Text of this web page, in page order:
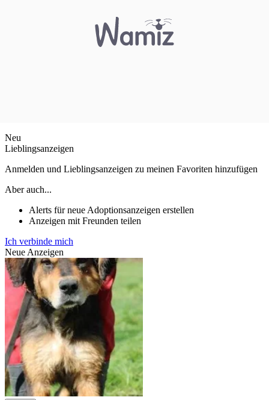
Neu
Lieblingsanzeigen
Anmelden und Lieblingsanzeigen zu meinen Favoriten hinzufügen
Aber auch...
Alerts für neue Adoptionsanzeigen erstellen
Anzeigen mit Freunden teilen
Ich verbinde mich
Neue Anzeigen